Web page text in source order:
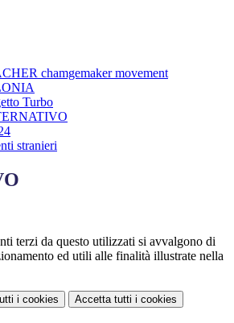
chamgemaker movement
Turbo
stranieri
terzi da questo utilizzati si avvalgono di
ed utili alle finalità illustrate nella
i cookies Accetta tutti i cookies